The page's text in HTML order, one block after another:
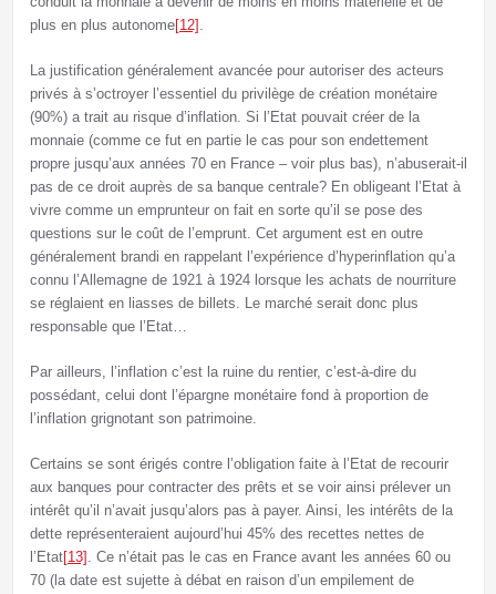
plus en plus autonome[12] .
La justification généralement avancée pour autoriser des acteurs
privés à s’octroyer l’essentiel du privilège de création monétaire
(90%) a trait au risque d’inflation. Si l’Etat pouvait créer de la
monnaie (comme ce fut en partie le cas pour son endettement
propre jusqu’aux années 70 en France – voir plus bas), n’abuserait-il
pas de ce droit auprès de sa banque centrale? En obligeant l’Etat à
vivre comme un emprunteur on fait en sorte qu’il se pose des
questions sur le coût de l’emprunt. Cet argument est en outre
généralement brandi en rappelant l’expérience d’hyperinflation qu’a
connu l’Allemagne de 1921 à 1924 lorsque les achats de nourriture
se réglaient en liasses de billets. Le marché serait donc plus
responsable que l’Etat…
Par ailleurs, l’inflation c’est la ruine du rentier, c’est-à-dire du
possédant, celui dont l’épargne monétaire fond à proportion de
l’inflation grignotant son patrimoine.
Certains se sont érigés contre l’obligation faite à l’Etat de recourir
aux banques pour contracter des prêts et se voir ainsi prélever un
intérêt qu’il n’avait jusqu’alors pas à payer. Ainsi, les intérêts de la
dette représenteraient aujourd’hui 45% des recettes nettes de
l’Etat[13] . Ce n’était pas le cas en France avant les années 60 ou
70 (la date est sujette à débat en raison d’un empilement de